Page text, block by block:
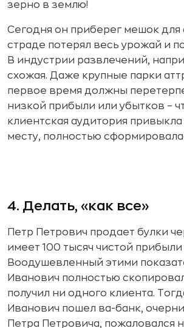
зерно в землю!
Сегодня он приберег мешок для
страде потерял весь урожай и
В индустрии развлечений,
схожая. Даже крупные парки
первое время должны
низкой прибыли или убытков –
клиентская аудитория
месту, полностью
4. Делать, «как все»
Петр Петрович продает булки
имеет 100 тысяч чистой прибыли
Воодушевленный этими
Иванович полностью
получил ни одного клиента.
Иванович пошел ва-банк,
Петра Петровича, пожаловался